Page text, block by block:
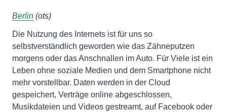
Berlin (ots)
Die Nutzung des Internets ist für uns so
selbstverständlich geworden wie das Zähneputzen
morgens oder das Anschnallen im Auto. Für Viele ist ein
Leben ohne soziale Medien und dem Smartphone nicht
mehr vorstellbar. Daten werden in der Cloud
gespeichert, Verträge online abgeschlossen,
Musikdateien und Videos gestreamt, auf Facebook oder